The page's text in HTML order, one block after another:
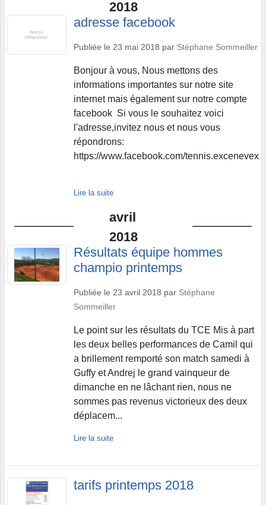
2018
adresse facebook
Publiée le 23 mai 2018 par Stéphane Sommeiller
Bonjour à vous, Nous mettons des
informations importantes sur notre site
internet mais également sur notre compte
facebook Si vous le souhaitez voici
l'adresse,invitez nous et nous vous
répondrons:
https://www.facebook.com/tennis.excenevex
Lire la suite
avril
2018
Résultats équipe hommes
champio printemps
Publiée le 23 avril 2018 par Stéphane
Sommeiller
Le point sur les résultats du TCE Mis à part
les deux belles performances de Camil qui
a brillement remporté son match samedi à
Guffy et Andrej le grand vainqueur de
dimanche en ne lâchant rien, nous ne
sommes pas revenus victorieux des deux
déplacem...
Lire la suite
tarifs printemps 2018